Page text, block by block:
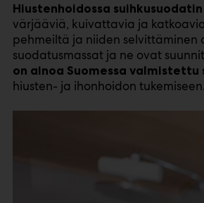
Hiustenhoidossa
värjääviä, kuivattavia ja
pehmeiltä ja niiden selvittäminen
suodatusmassat ja ne ovat
on ainoa Suomessa valmistettu
hiusten- ja ihonhoidon tukemiseen.